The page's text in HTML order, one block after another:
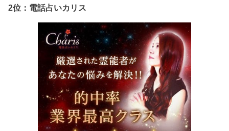
2位：電話占いカリス